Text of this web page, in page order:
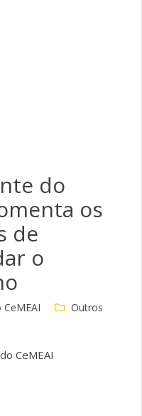
do
os
de
o
Outros
CeMEAI